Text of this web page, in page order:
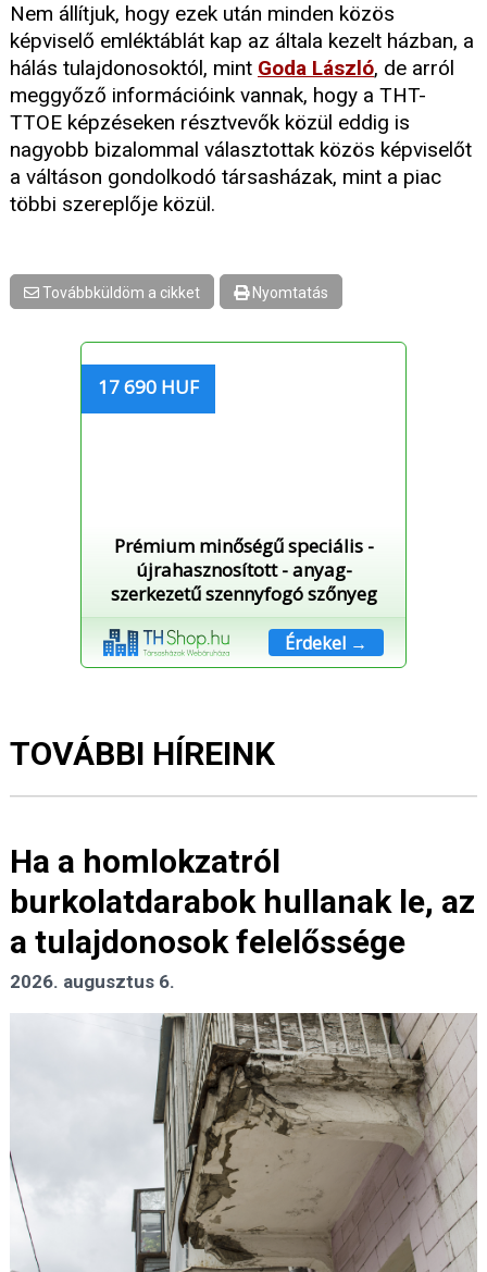
Nem állítjuk, hogy ezek után minden közös
képviselő emléktáblát kap az általa kezelt házban, a
hálás tulajdonosoktól, mint Goda László, de arról
meggyőző információink vannak, hogy a THT-
TTOE képzéseken résztvevők közül eddig is
nagyobb bizalommal választottak közös képviselőt
a váltáson gondolkodó társasházak, mint a piac
többi szereplője közül.
Továbbküldöm a cikket Nyomtatás
17 690 HUF
Prémium minőségű speciális -
újrahasznosított - anyag-
szerkezetű szennyfogó szőnyeg
Érdekel →
TOVÁBBI HÍREINK
Ha a homlokzatról
burkolatdarabok hullanak le, az
a tulajdonosok felelőssége
2026. augusztus 6.